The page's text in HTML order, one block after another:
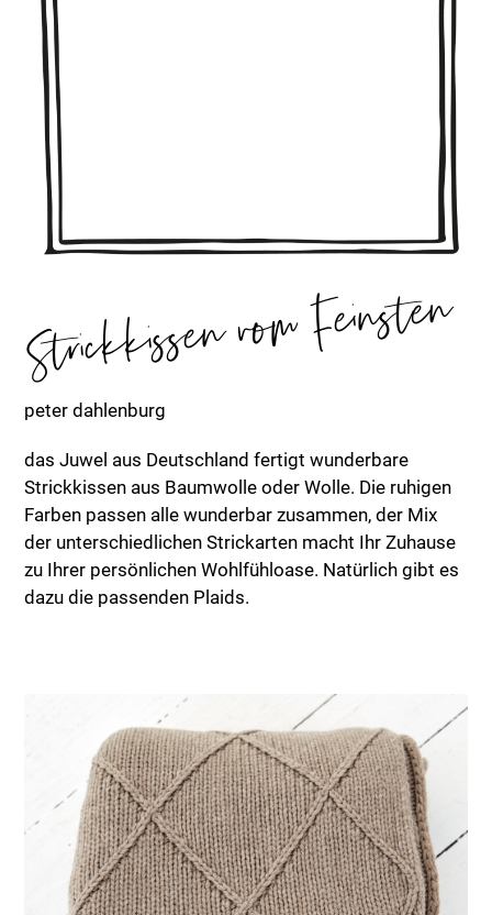
Strickkissen vom Feinsten
peter dahlenburg
das Juwel aus Deutschland fertigt wunderbare
Strickkissen aus Baumwolle oder Wolle. Die ruhigen
Farben passen alle wunderbar zusammen, der Mix
der unterschiedlichen Strickarten macht Ihr Zuhause
zu Ihrer persönlichen Wohlfühloase. Natürlich gibt es
dazu die passenden Plaids.